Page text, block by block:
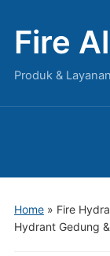
Fire
Produk &
Home» Fire
Hydrant Gedung